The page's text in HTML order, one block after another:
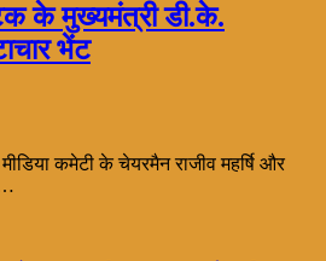
के मुख्यमंत्री डी.के.
भेंट
कमेटी के चेयरमैन राजीव महर्षि और